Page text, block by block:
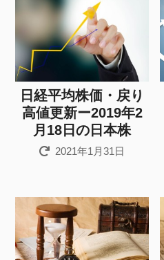
日経平均株価・戻り
高値更新ー2019年2
月18日の日本株
2021年1月31日